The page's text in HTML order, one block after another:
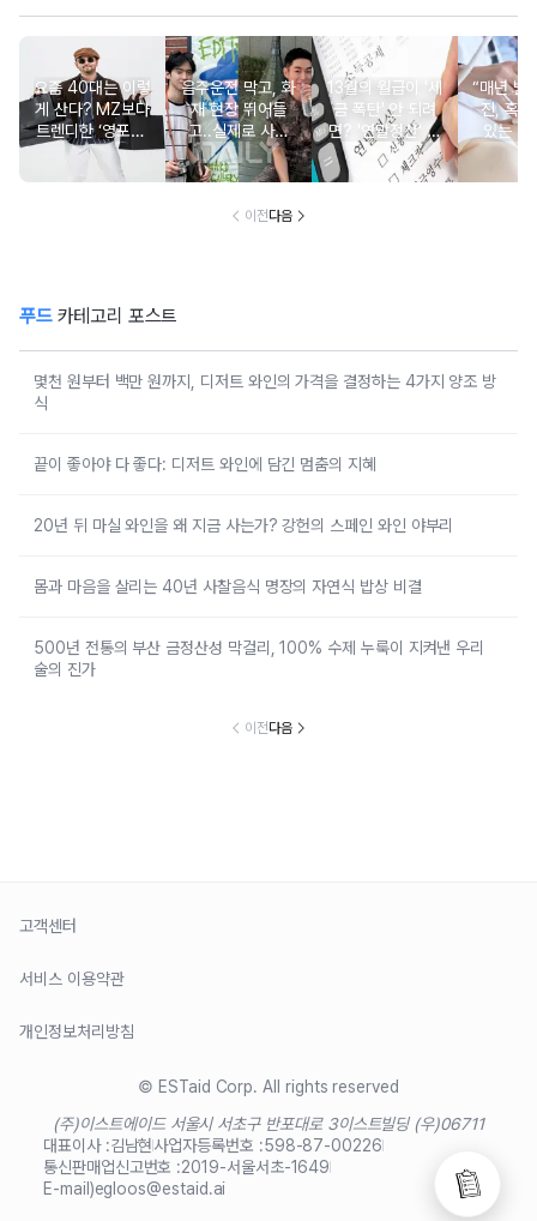
요즘 40대는 이렇
게 산다? MZ보다
트렌디한 ‘영포티’
분석
음주운전 막고, 화
재 현장 뛰어들
고..실제로 사람
구한 연예인 10
13월의 월급이 '세
금 폭탄' 안 되려
면? '연말정산' 핵
심 꿀팁 A to Z
“매년 받
진, 혹시
있는 건
요?”
이전다음
푸드카테고리 포스트
몇천 원부터 백만 원까지, 디저트 와인의 가격을 결정하는 4가지 양조 방
식
끝이 좋아야 다 좋다: 디저트 와인에 담긴 멈춤의 지혜
20년 뒤 마실 와인을 왜 지금 사는가? 강헌의 스페인 와인 야부리
몸과 마음을 살리는 40년 사찰음식 명장의 자연식 밥상 비결
500년 전통의 부산 금정산성 막걸리, 100% 수제 누룩이 지켜낸 우리
술의 진가
이전다음
고객센터
서비스 이용약관
개인정보처리방침
© ESTaid Corp. All rights reserved
(주)이스트에이드 서울시 서초구 반포대로 3이스트빌딩 (우)06711
대표이사 :김남현사업자등록번호 :598-87-00226
통신판매업신고번호 :2019-서울서초-1649
E-mail)egloos@estaid.ai